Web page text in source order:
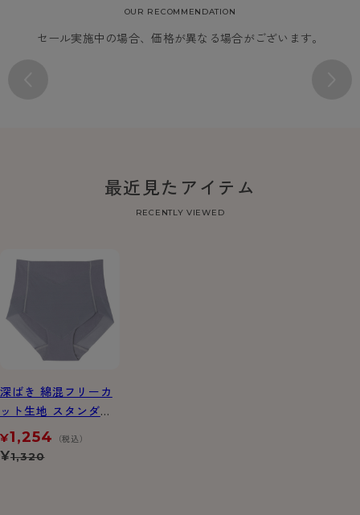
OUR RECOMMENDATION
セール実施中の場合、価格が異なる場合がございます。
最近見たアイテム
RECENTLY VIEWED
深ばき 綿混フリーカ
ット生地 スタンダー
ドショーツ
¥1,254 （税込）
¥1,320